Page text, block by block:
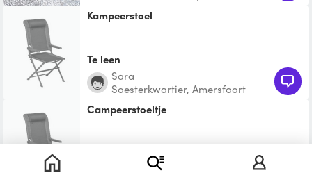
Kampeerstoel
Te leen
Sara
Soesterkwartier, Amersfoort
Campeerstoeltje